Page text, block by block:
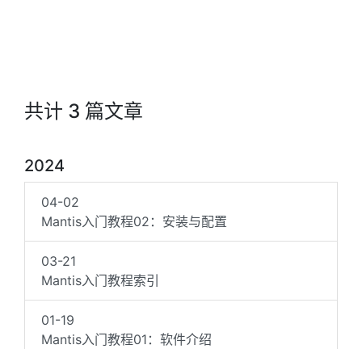
共计 3 篇文章
2024
04-02
Mantis入门教程02：安装与配置
03-21
Mantis入门教程索引
01-19
Mantis入门教程01：软件介绍